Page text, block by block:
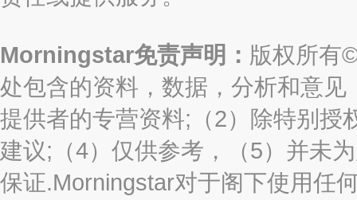
Morningstar免责声明： 版权所有
处包含的资料，数据，分析和意见
提供者的专营资料;（2）除特别授
建议;（4）仅供参考，（5）并未
保证.Morningstar对于阁下使用任